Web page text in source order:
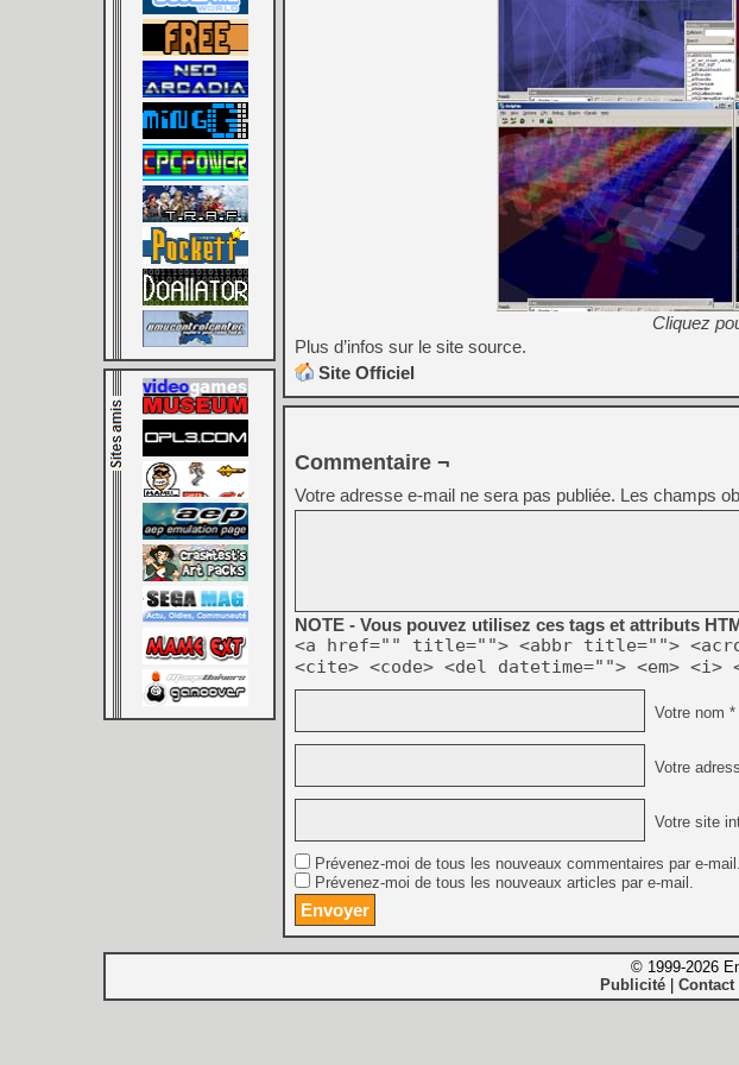
Cliquez
Plus d’infos sur le site source.
Site Officiel
Commentaire ¬
Votre adresse e-mail ne sera pas publiée. Les champs
NOTE - Vous pouvez utilisez ces tags et attributs
<a href="" title=""> <abbr title="">
<cite> <code> <del datetime=""> <em>
Votre nom *
Votre
Votre site
Prévenez-moi de tous les nouveaux commentaires par e-mail.
Prévenez-moi de tous les nouveaux articles par e-mail.
© 1999-2026
Publicité Contact|